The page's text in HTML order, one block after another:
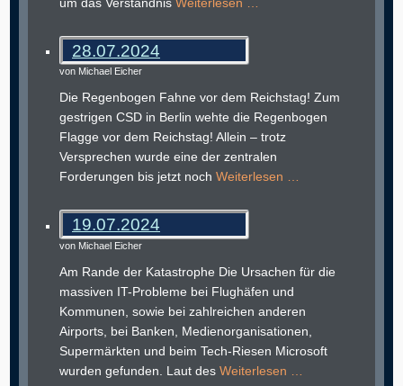
28.07.2024
von Michael Eicher
Die Regenbogen Fahne vor dem Reichstag! Zum
gestrigen CSD in Berlin wehte die Regenbogen
Flagge vor dem Reichstag! Allein – trotz
Versprechen wurde eine der zentralen
Forderungen bis jetzt nochWeiterlesen …
19.07.2024
von Michael Eicher
Am Rande der Katastrophe Die Ursachen für die
massiven IT-Probleme bei Flughäfen und
Kommunen, sowie bei zahlreichen anderen
Airports, bei Banken, Medienorganisationen,
Supermärkten und beim Tech-Riesen Microsoft
wurden gefunden. Laut desWeiterlesen …